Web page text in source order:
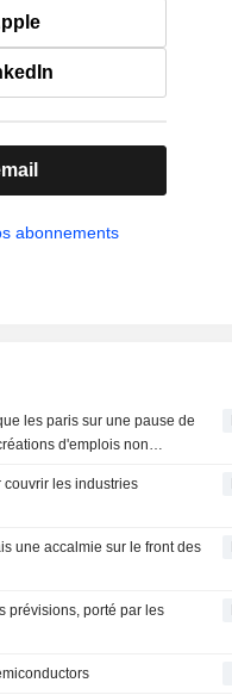
abonnements
les paris sur une pause de
d'emplois non
couvrir les industries
une accalmie sur le front des
prévisions, porté par les